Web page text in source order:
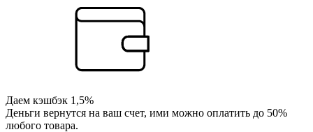
Даем кэшбэк 1,5%
Деньги вернутся на ваш счет, ими можно оплатить до 50%
любого товара.